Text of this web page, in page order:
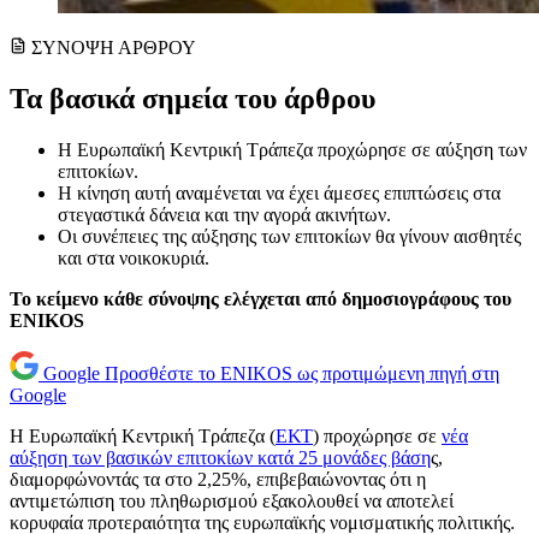
ΣΥΝΟΨΗ ΑΡΘΡΟΥ
Τα βασικά σημεία του άρθρου
Η Ευρωπαϊκή Κεντρική Τράπεζα προχώρησε σε αύξηση των
επιτοκίων.
Η κίνηση αυτή αναμένεται να έχει άμεσες επιπτώσεις στα
στεγαστικά δάνεια και την αγορά ακινήτων.
Οι συνέπειες της αύξησης των επιτοκίων θα γίνουν αισθητές
και στα νοικοκυριά.
Το κείμενο κάθε σύνοψης ελέγχεται από δημοσιογράφους του
ENIKOS
Google Προσθέστε το ENIKOS ως προτιμώμενη πηγή στη
Google
Η Ευρωπαϊκή Κεντρική Τράπεζα (ΕΚΤ) προχώρησε σε νέα
αύξηση των βασικών επιτοκίων κατά 25 μονάδες βάσης,
διαμορφώνοντάς τα στο 2,25%, επιβεβαιώνοντας ότι η
αντιμετώπιση του πληθωρισμού εξακολουθεί να αποτελεί
κορυφαία προτεραιότητα της ευρωπαϊκής νομισματικής πολιτικής.